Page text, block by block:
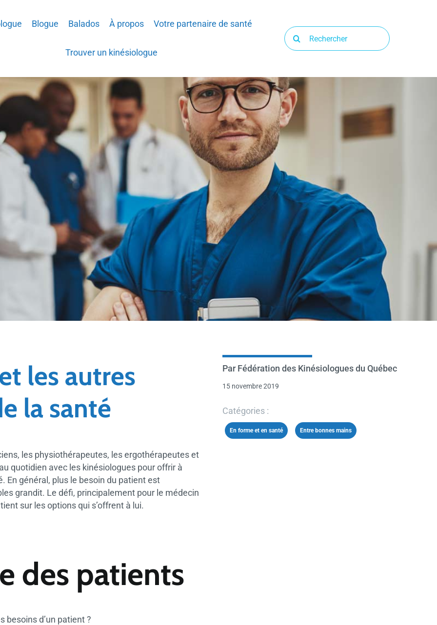
Blogue Balados À propos Votre partenaire de santé
Trouver un kinésiologue
Recherche
sur
:
les autres
la santé
les physiothérapeutes, les ergothérapeutes et
quotidien avec les kinésiologues pour offrir à
En général, plus le besoin du patient est
grandit. Le défi, principalement pour le médecin
sur les options qui s’offrent à lui.
des patients
besoins d’un patient ?
Par Fédération des Kinésiologues du Québec
15 novembre 2019
Catégories :
En forme et en santé Entre bonnes mains